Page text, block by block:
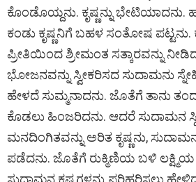
ಕೊಂಡೊಯ್ದನು. ಕೃಷ್ಣನ್ನು ಭೇಟಿಯಾದನು.
ಕಂಡು ಕೃಷ್ಣನಿಗೆ ಬಹಳ ಸಂತೋಷ ಪಟ್ಟನು.
ಪ್ರೀತಿಯಿಂದ ಶ್ರೀಮಂತ ಸತ್ಕಾರವನ್ನು
ಭೋಜನವನ್ನು ಸ್ವೀಕರಿಸದ ಸುದಾಮನು
ಹೇಳದೆ ಸುಮ್ಮನಾದನು. ಜೊತೆಗೆ ತಾನು
ಕೊಡಲು ಹಿಂಜರಿದನು. ಆದರೆ ಸುದಾಮನ
ಮನದಿಂಗಿತವನ್ನು ಅರಿತ ಕೃಷ್ಣನು,
ಪಡೆದನು. ಜೊತೆಗೆ ರುಕ್ಮಿಣಿಯ ಬಳಿ
ಸುದಾಮನ ಕಷ್ಟಗಳನ್ನು ಪರಿಹರಿಸಲು